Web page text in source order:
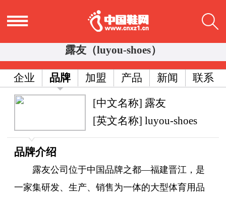
露友（luyou-shoes）
企业 品牌 加盟 产品 新闻 联系
[中文名称] 露友
[英文名称] luyou-shoes
品牌介绍
露友公司位于中国品牌之都—福建晋江，是
一家集研发、生产、销售为一体的大型体育用品